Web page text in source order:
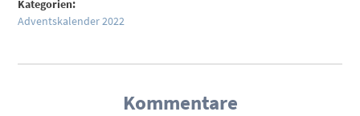
Kategorien:
Adventskalender 2022
Kommentare